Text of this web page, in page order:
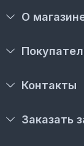
О
Контакты
Заказать